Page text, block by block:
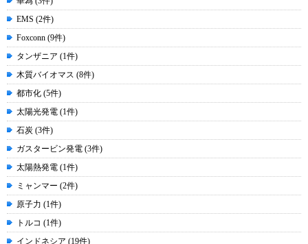
EMS (2件)
Foxconn (9件)
タンザニア (1件)
木質バイオマス (8件)
都市化 (5件)
太陽光発電 (1件)
石炭 (3件)
ガスタービン発電 (3件)
太陽熱発電 (1件)
ミャンマー (2件)
原子力 (1件)
トルコ (1件)
インドネシア (19件)